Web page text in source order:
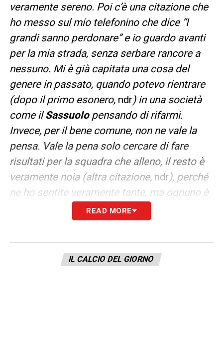
veramente sereno. Poi c’è una citazione che
ho messo sul mio telefonino che dice “I
grandi sanno perdonare” e io guardo avanti
per la mia strada, senza serbare rancore a
nessuno. Mi è già capitata una cosa del
genere in passato, quando potevo rientrare
(dopo il primo esonero, ndr) in una società
come ilSassuolopensando di rifarmi.
Invece, per il bene comune, non ne vale la
pensa. Vale la pena solo cercare di fare
risultati per la squadra che alleno, il resto è
veramente noia (altra citazione, ndr), perché
ne ho sentite veramente tante, ma ognuno è
libero di esprimere il proprio pensiero, come
io sono libero di esprimere il mio»
READ MORE
IL CALCIO DEL GIORNO